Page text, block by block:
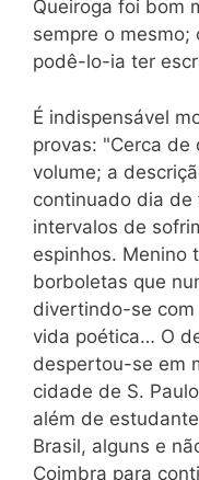
Queiroga foi bom
sempre o mesmo;
podê-lo-ia ter
É indispensável
provas: "Cerca de
volume; a
continuado dia de
intervalos de
espinhos. Menino
borboletas que
divertindo-se com
vida poética… O
despertou-se em
cidade de S.
além de
Brasil, alguns e
Coimbra para